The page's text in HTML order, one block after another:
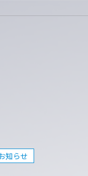
知らせ